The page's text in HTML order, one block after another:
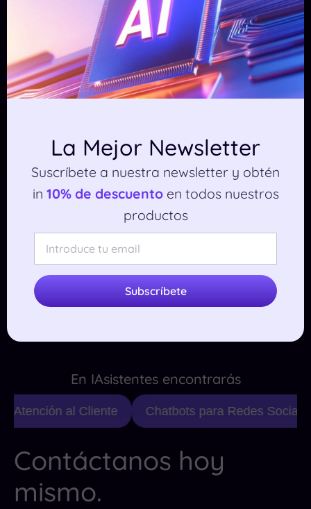
plataformas de comercio electrónico a medida que
la IA se convierte en un elemento central de la
experiencia de compra digital. Actualmente, los
usuarios de Perplexity en Estados Unidos disfrutan
de acceso anticipado a la prueba virtual, pero el
legales.
¿Estás buscando una forma de potenciar tus
compras en línea? Con esta funcionalidad,
Perplexity está marcando un precedente en la
forma en que interactuamos con la moda y las
compras. Es un gran momento para explorar estas
innovaciones. Si deseas mantenerte al tanto de las
últimas novedades en tecnología e inteligencia
En IAsistentes encontrarás
Atención al Cliente Chatbots para Redes Sociales
Contáctanos hoy
mismo.
La Mejor Newsletter
Suscríbete a nuestra newsletter y obtén
in 10% de descuentoen todos nuestros
productos
Subscríbete